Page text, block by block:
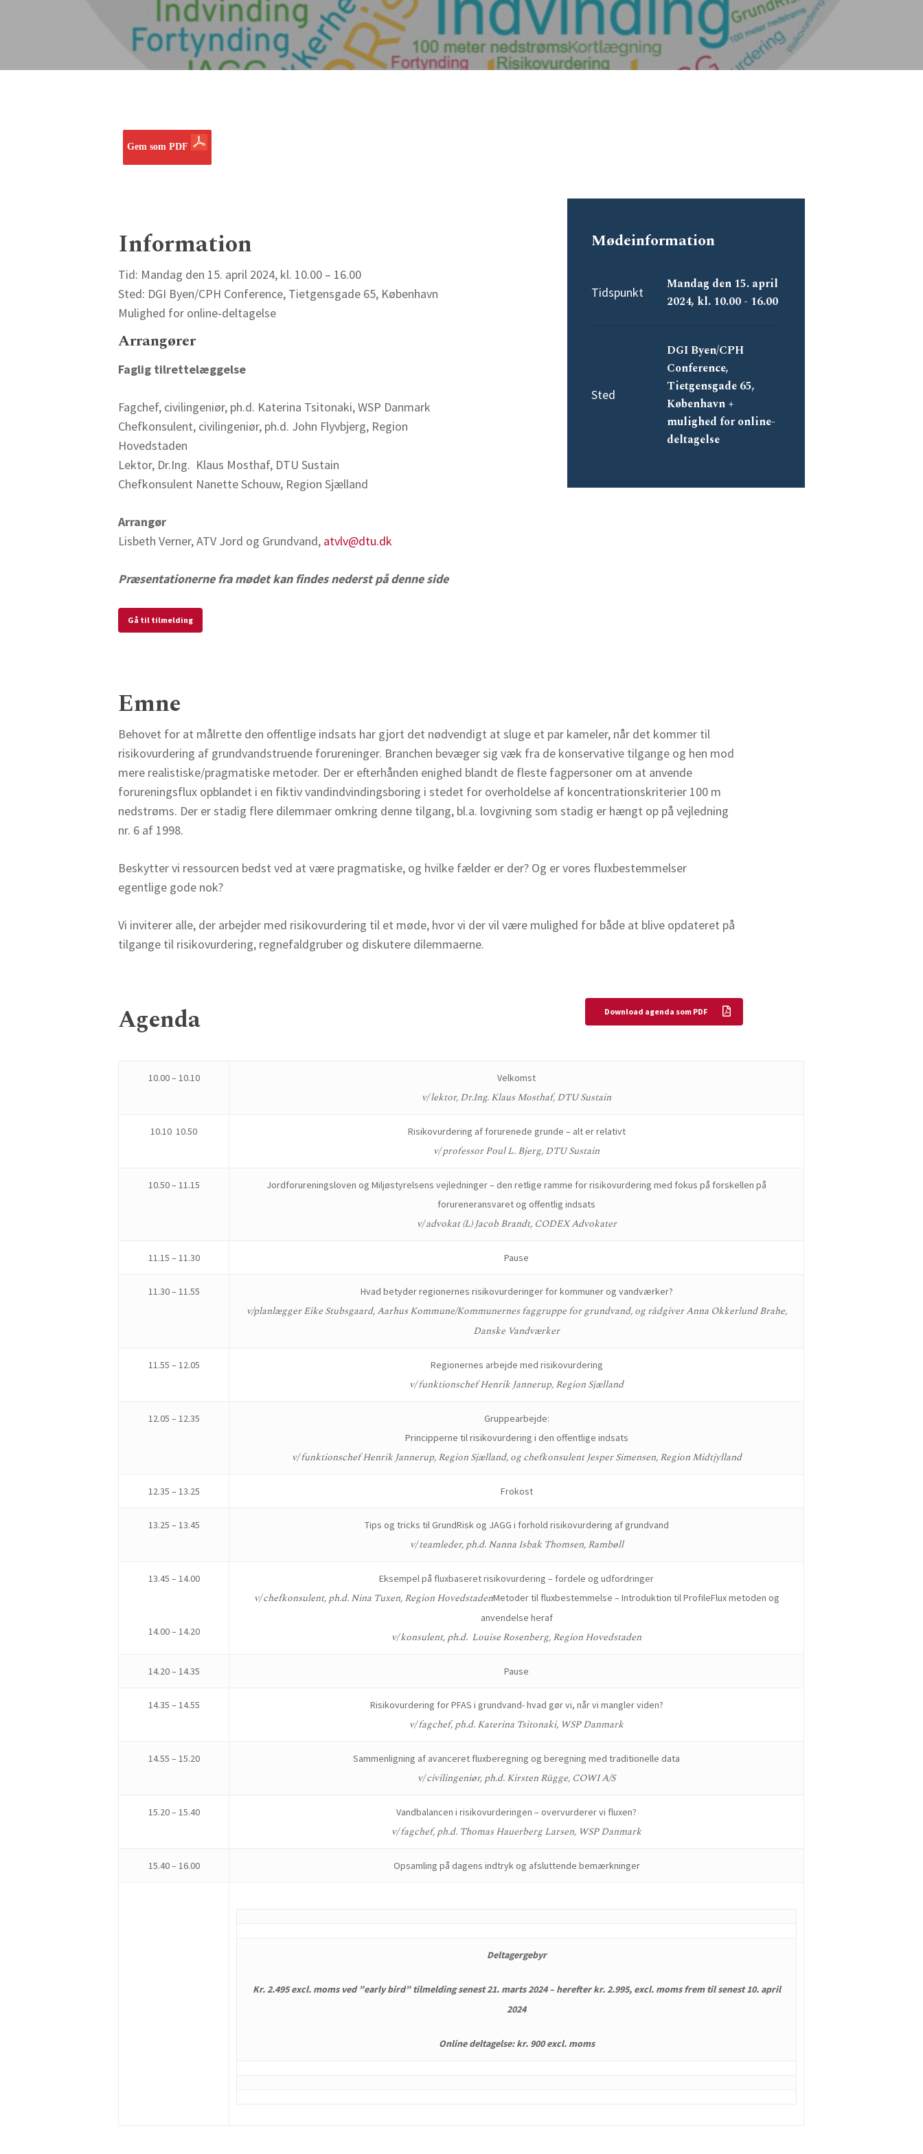
Tryk på enter for at søge eller ESC for at lukke søgningen
Gem som PDF
Information
Tid: Mandag den 15. april 2024, kl. 10.00 – 16.00
Sted: DGI Byen/CPH Conference, Tietgensgade 65, København
Mulighed for online-deltagelse
Arrangører
Faglig tilrettelæggelse
Fagchef, civilingeniør, ph.d. Katerina Tsitonaki, WSP Danmark
Chefkonsulent, civilingeniør, ph.d. John Flyvbjerg, Region
Hovedstaden
Lektor, Dr.Ing. Klaus Mosthaf, DTU Sustain
Chefkonsulent Nanette Schouw, Region Sjælland
Arrangør
Lisbeth Verner, ATV Jord og Grundvand, atvlv@dtu.dk
Præsentationerne fra mødet kan findes nederst på denne side
Gå til tilmelding
Mødeinformation
Tidspunkt
Mandag den 15. april
2024, kl. 10.00 - 16.00
Sted
DGI Byen/CPH
Conference,
Tietgensgade 65,
København +
mulighed for online-
deltagelse
Emne
Behovet for at målrette den offentlige indsats har gjort det nødvendigt at sluge et par kameler, når det kommer til
risikovurdering af grundvandstruende forureninger. Branchen bevæger sig væk fra de konservative tilgange og hen mod
mere realistiske/pragmatiske metoder. Der er efterhånden enighed blandt de fleste fagpersoner om at anvende
forureningsflux opblandet i en fiktiv vandindvindingsboring i stedet for overholdelse af koncentrationskriterier 100 m
nedstrøms. Der er stadig flere dilemmaer omkring denne tilgang, bl.a. lovgivning som stadig er hængt op på vejledning
nr. 6 af 1998.
Beskytter vi ressourcen bedst ved at være pragmatiske, og hvilke fælder er der? Og er vores fluxbestemmelser
egentlige gode nok?
Vi inviterer alle, der arbejder med risikovurdering til et møde, hvor vi der vil være mulighed for både at blive opdateret på
tilgange til risikovurdering, regnefaldgruber og diskutere dilemmaerne.
Agenda Download agenda som PDF
10.00 – 10.10 Velkomst
v/ lektor, Dr.Ing. Klaus Mosthaf, DTU Sustain
10.10 10.50 Risikovurdering af forurenede grunde – alt er relativt
v/ professor Poul L. Bjerg, DTU Sustain
10.50 – 11.15
Jordforureningsloven og Miljøstyrelsens vejledninger – den retlige ramme for risikovurdering med fokus på forskellen på
forureneransvaret og offentlig indsats
v/ advokat (L) Jacob Brandt, CODEX Advokater
11.15 – 11.30 Pause
11.30 – 11.55 Hvad betyder regionernes risikovurderinger for kommuner og vandværker?
v/planlægger Eike Stubsgaard, Aarhus Kommune/Kommunernes faggruppe for grundvand, og rådgiver Anna Okkerlund Brahe,
Danske Vandværker
11.55 – 12.05 Regionernes arbejde med risikovurdering
v/ funktionschef Henrik Jannerup, Region Sjælland
12.05 – 12.35
Gruppearbejde:
Principperne til risikovurdering i den offentlige indsats
v/ funktionschef Henrik Jannerup, Region Sjælland, og chefkonsulent Jesper Simensen, Region Midtjylland
12.35 – 13.25 Frokost
13.25 – 13.45 Tips og tricks til GrundRisk og JAGG i forhold risikovurdering af grundvand
v/ teamleder, ph.d. Nanna Isbak Thomsen, Rambøll
13.45 – 14.00
14.00 – 14.20
Eksempel på fluxbaseret risikovurdering – fordele og udfordringer
v/ chefkonsulent, ph.d. Nina Tuxen, Region HovedstadenMetoder til fluxbestemmelse – Introduktion til ProfileFlux metoden og
anvendelse heraf
v/ konsulent, ph.d. Louise Rosenberg, Region Hovedstaden
14.20 – 14.35 Pause
14.35 – 14.55 Risikovurdering for PFAS i grundvand- hvad gør vi, når vi mangler viden?
v/ fagchef, ph.d. Katerina Tsitonaki, WSP Danmark
14.55 – 15.20 Sammenligning af avanceret fluxberegning og beregning med traditionelle data
v/ civilingeniør, ph.d. Kirsten Rügge, COWI A/S
15.20 – 15.40 Vandbalancen i risikovurderingen – overvurderer vi fluxen?
v/ fagchef, ph.d. Thomas Hauerberg Larsen, WSP Danmark
15.40 – 16.00 Opsamling på dagens indtryk og afsluttende bemærkninger
Deltagergebyr
Kr. 2.495 excl. moms ved ”early bird” tilmelding senest 21. marts 2024 – herefter kr. 2.995, excl. moms frem til senest 10. april
2024
Online deltagelse: kr. 900 excl. moms